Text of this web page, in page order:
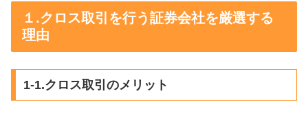
１.クロス取引を行う証券会社を厳選する
理由
1-1.クロス取引のメリット